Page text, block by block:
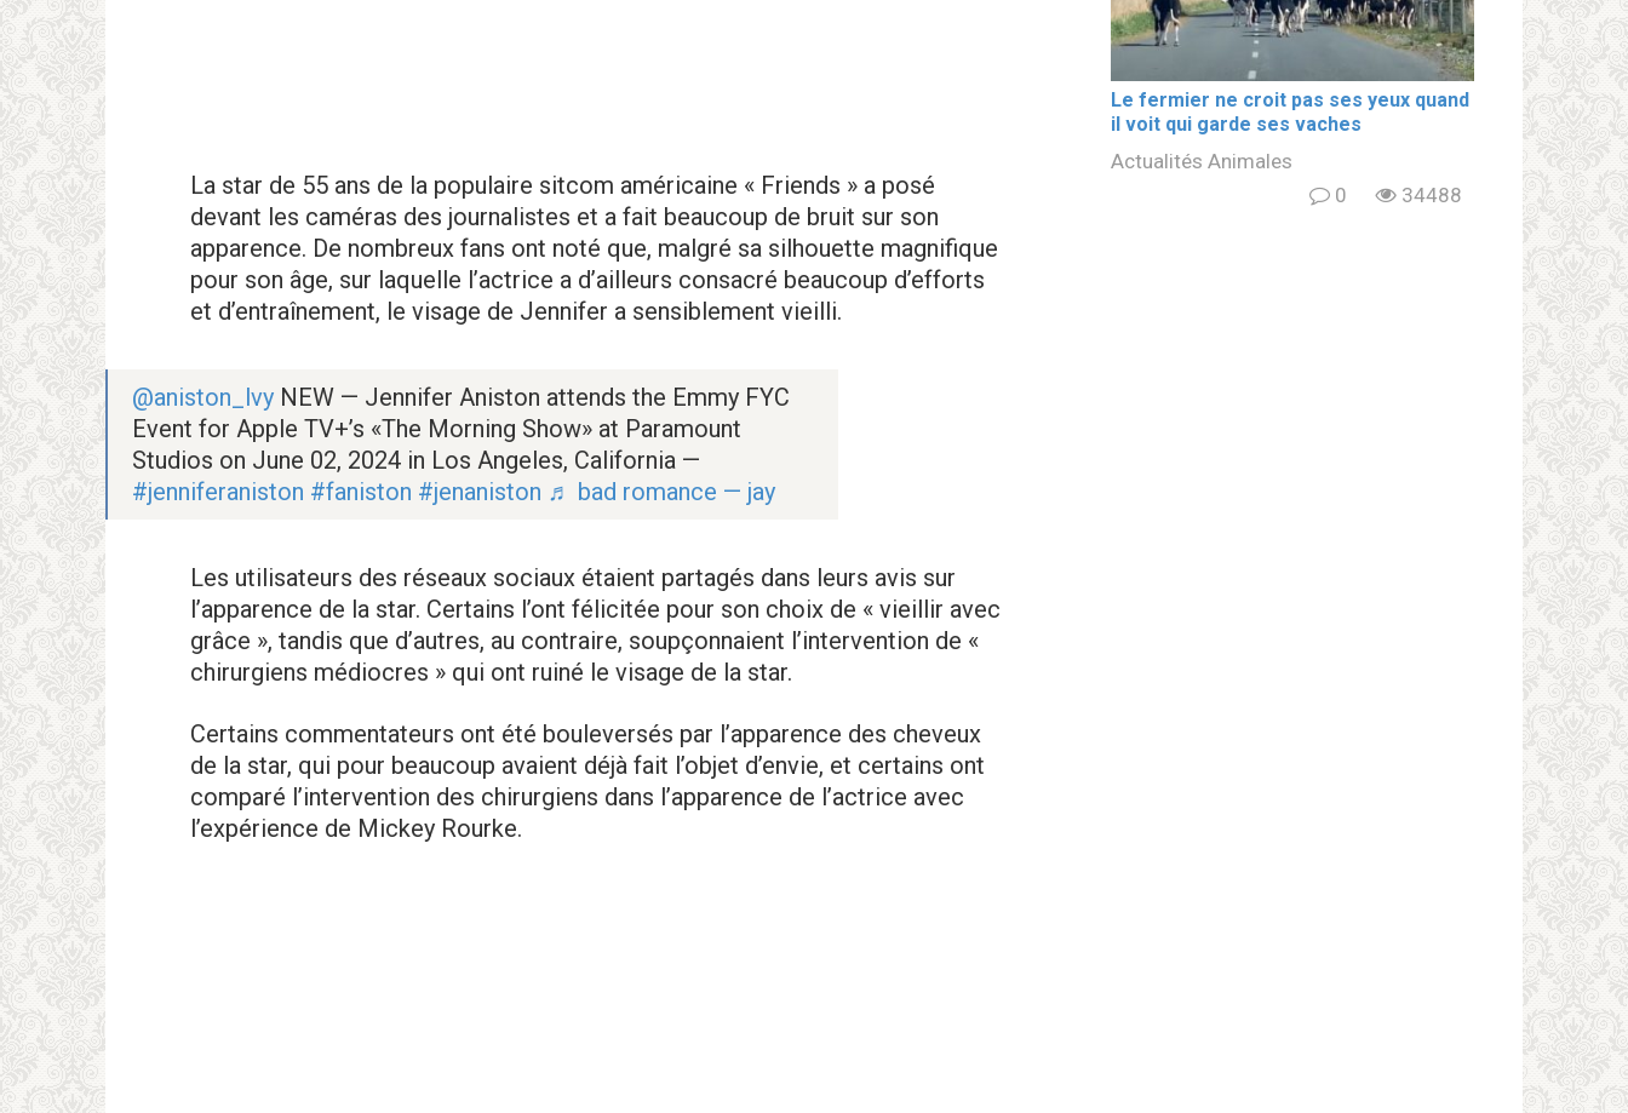
La star de 55 ans de la populaire sitcom américaine « Friends » a posé
devant les caméras des journalistes et a fait beaucoup de bruit sur son
apparence. De nombreux fans ont noté que, malgré sa silhouette magnifique
pour son âge, sur laquelle l’actrice a d’ailleurs consacré beaucoup d’efforts
et d’entraînement, le visage de Jennifer a sensiblement vieilli.
@aniston_lvy NEW — Jennifer Aniston attends the Emmy FYC
Event for Apple TV+’s «The Morning Show» at Paramount
Studios on June 02, 2024 in Los Angeles, California —
#jenniferaniston #faniston #jenaniston ♬ bad romance — jay
Les utilisateurs des réseaux sociaux étaient partagés dans leurs avis sur
l’apparence de la star. Certains l’ont félicitée pour son choix de « vieillir avec
grâce », tandis que d’autres, au contraire, soupçonnaient l’intervention de «
chirurgiens médiocres » qui ont ruiné le visage de la star.
Certains commentateurs ont été bouleversés par l’apparence des cheveux
de la star, qui pour beaucoup avaient déjà fait l’objet d’envie, et certains ont
comparé l’intervention des chirurgiens dans l’apparence de l’actrice avec
l’expérience de Mickey Rourke.
Le fermier ne croit pas ses yeux quand
il voit qui garde ses vaches
Actualités Animales
0
34488